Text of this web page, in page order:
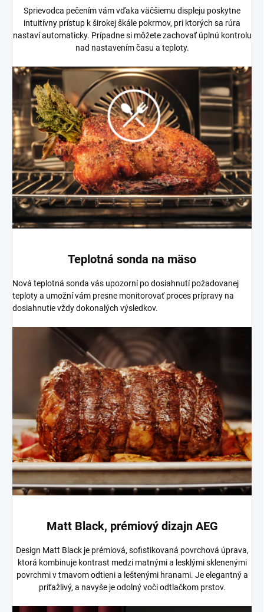
Sprievodca pečením vám vďaka väčšiemu displeju poskytne
intuitívny prístup k širokej škále pokrmov, pri ktorých sa rúra
nastaví automaticky. Prípadne si môžete zachovať úplnú kontrolu
nad nastavením času a teploty.
Teplotná sonda na mäso
Nová teplotná sonda vás upozorní po dosiahnutí požadovanej
teploty a umožní vám presne monitorovať proces prípravy na
dosiahnutie vždy dokonalých výsledkov.
Matt Black, prémiový dizajn AEG
Design Matt Black je prémiová, sofistikovaná povrchová úprava,
ktorá kombinuje kontrast medzi matnými a lesklými sklenenými
povrchmi v tmavom odtieni a leštenými hranami. Je elegantný a
príťažlivý, a navyše je odolný voči odtlačkom prstov.